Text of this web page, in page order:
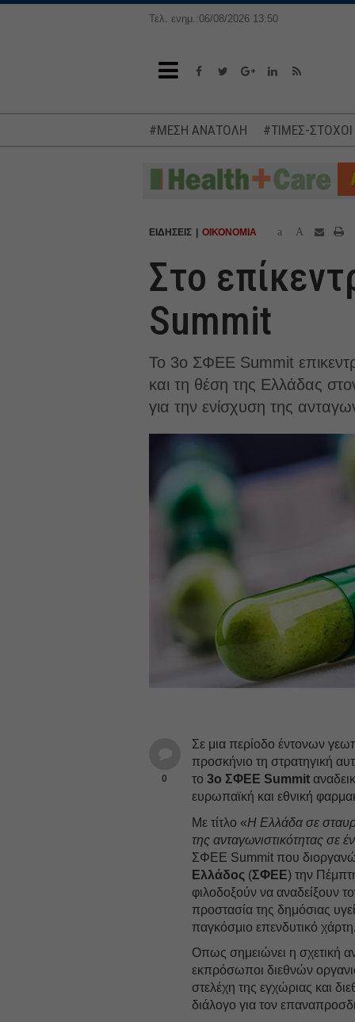
Τελ. ενημ.:06/08/2026 13:50
#ΜΕΣΗ ΑΝΑΤΟΛΗ #ΤΙΜΕΣ-
ΕΙΔΗΣΕΙΣ ΟΙΚΟΝΟΜΙΑ a A
Στο
Summit
Το 3ο ΣΦΕΕ Summit
και τη θέση της Ελλάδας
για την ενίσχυση της
0
Σε μια περίοδο έντονων
προσκήνιο τη στρατηγική
το3ο ΣΦΕΕ Summit
ευρωπαϊκή και εθνική
Με τίτλο «Η Ελλάδα σε
της ανταγωνιστικότητας σε
ΣΦΕΕ Summit που
Ελλάδος (ΣΦΕΕ) την
φιλοδοξούν να αναδείξουν
προστασία της δημόσιας
παγκόσμιο επενδυτικό χάρτη.
Οπως σημειώνει η σχετική
εκπρόσωποι διεθνών
στελέχη της εγχώριας και
διάλογο για τον